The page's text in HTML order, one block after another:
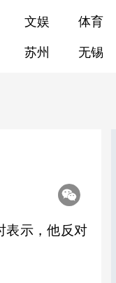
文娱 体育
苏州 无锡
表示，他反对